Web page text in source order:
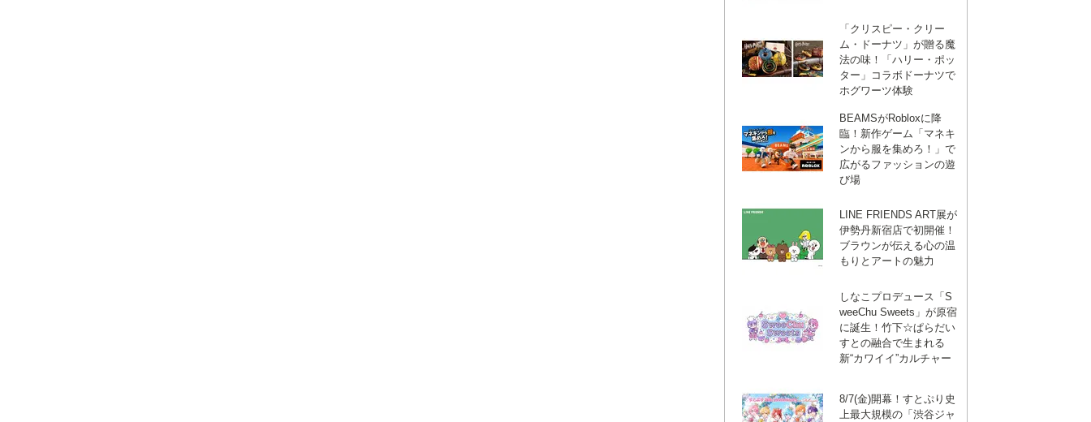
「クリスピー・クリー
ム・ドーナツ」が贈る魔
法の味！「ハリー・ポッ
ター」コラボドーナツで
ホグワーツ体験
BEAMSがRobloxに降
臨！新作ゲーム「マネキ
ンから服を集めろ！」で
広がるファッションの遊
び場
LINE FRIENDS ART展が
伊勢丹新宿店で初開催！
ブラウンが伝える心の温
もりとアートの魅力
しなこプロデュース「S
weeChu Sweets」が原宿
に誕生！竹下☆ぱらだい
すとの融合で生まれる
新“カワイイ”カルチャー
8/7(金)開幕！すとぷり史
上最大規模の「渋谷ジャ